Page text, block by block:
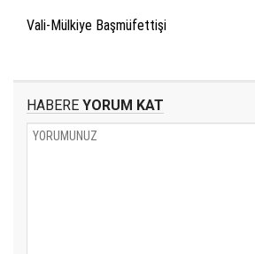
Vali-Mülkiye Başmüfettişi
HABERE YORUM KAT